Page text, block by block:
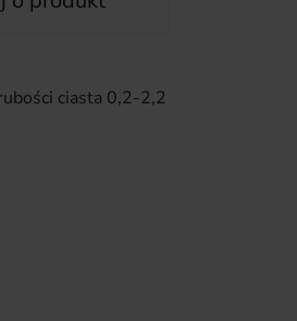
ciasta 0,2-2,2